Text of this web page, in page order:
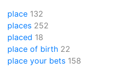
place 132
places 252
placed 18
place of birth 22
place your bets 158